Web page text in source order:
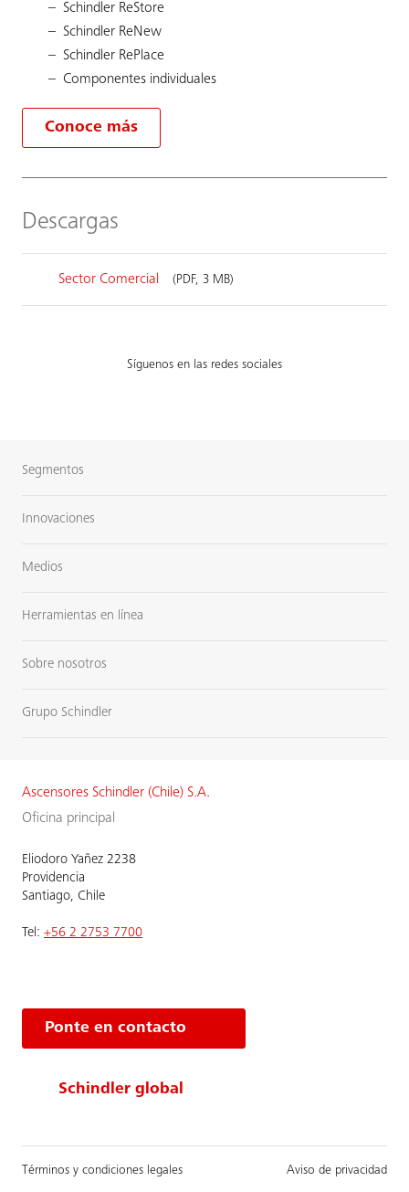
Schindler ReStore
Schindler ReNew
Schindler RePlace
Componentes individuales
Conoce más
Descargas
Sector Comercial (PDF, 3 MB)
Síguenos en las redes sociales
Segmentos
Innovaciones
Medios
Herramientas en línea
Sobre nosotros
Grupo Schindler
Ascensores Schindler (Chile) S.A.
Oficina principal
Eliodoro Yañez 2238
Providencia
Santiago, Chile
Tel: +56 2 2753 7700
Ponte en contacto
Schindler global
Términos y condiciones legales Aviso de privacidad